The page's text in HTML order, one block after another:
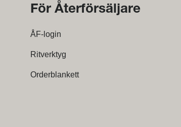
För Återförsäljare
ÅF-login
Ritverktyg
Orderblankett